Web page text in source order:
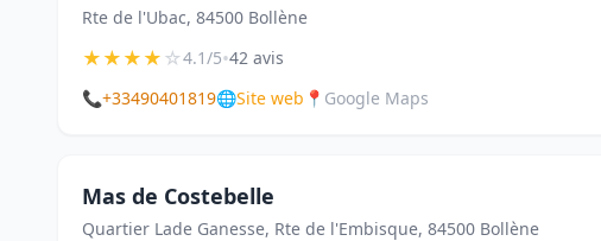
Rte de l'Ubac, 84500 Bollène
★★★★☆4.1/5•42 avis
📞+33490401819🌐Site web 📍 Google Maps
Mas de Costebelle
Quartier Lade Ganesse, Rte de l'Embisque, 84500 Bollène